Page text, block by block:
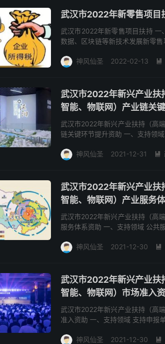
武汉市2022年新零售项目
武汉市2022年新零售项目扶持 一
数据、区块链等新技术发展新零
神风仙圣 2022-02-13 
武汉市2022年新兴产业扶
智能、物联网）产业链关
武汉市2022年新兴产业扶持（高
链关键环节提升资助 一、支持领
神风仙圣 2021-12-31 
武汉市2022年新兴产业扶
智能、物联网）产业服务
武汉市2022年新兴产业扶持（高
服务体系资助 一、支持领域 公共
神风仙圣 2021-12-30 
武汉市2022年新兴产业扶
智能、物联网）市场准入
武汉市2022年新兴产业扶持（高
准入资助 一、支持领域 支持申报
神风仙圣 2021-12-30 